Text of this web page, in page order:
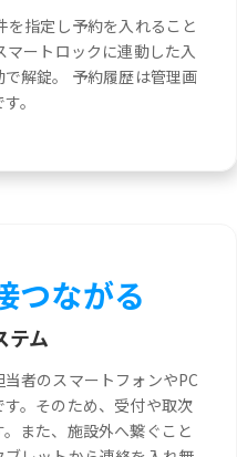
指定し予約を入れること
マートロックに連動した入
解錠。 予約履歴は管理画
。
つながる
テム
者のスマートフォンやPC
。そのため、受付や取次
また、施設外へ繋ぐこと